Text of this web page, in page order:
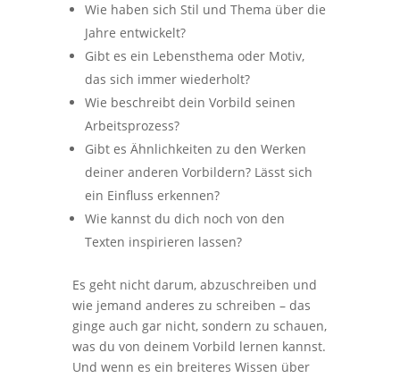
Wie haben sich Stil und Thema über die
Jahre entwickelt?
Gibt es ein Lebensthema oder Motiv,
das sich immer wiederholt?
Wie beschreibt dein Vorbild seinen
Arbeitsprozess?
Gibt es Ähnlichkeiten zu den Werken
deiner anderen Vorbildern? Lässt sich
ein Einfluss erkennen?
Wie kannst du dich noch von den
Texten inspirieren lassen?
Es geht nicht darum, abzuschreiben und
wie jemand anderes zu schreiben – das
ginge auch gar nicht, sondern zu schauen,
was du von deinem Vorbild lernen kannst.
Und wenn es ein breiteres Wissen über